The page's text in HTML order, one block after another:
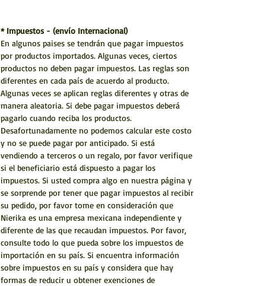
* Impuestos - (envío Internacional)
En algunos paises se tendrán que pagar impuestos
por productos importados. Algunas veces, ciertos
productos no deben pagar impuestos. Las reglas son
diferentes en cada país de acuerdo al producto.
Algunas veces se aplican reglas diferentes y otras de
manera aleatoria. Si debe pagar impuestos deberá
pagarlo cuando reciba los productos.
Desafortunadamente no podemos calcular este costo
y no se puede pagar por anticipado. Si está
vendiendo a terceros o un regalo, por favor verifique
si el beneficiario está dispuesto a pagar los
impuestos. Si usted compra algo en nuestra página y
se sorprende por tener que pagar impuestos al recibir
su pedido, por favor tome en consideración que
Nierika es una empresa mexicana independiente y
diferente de las que recaudan impuestos. Por favor,
consulte todo lo que pueda sobre los impuestos de
importación en su país. Si encuentra información
sobre impuestos en su país y considera que hay
formas de reducir u obtener exenciones de